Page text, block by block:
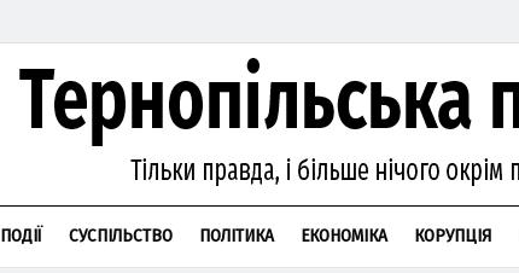
ПОДІЇ СУСПІЛЬСТВО ПОЛІТИКА ЕКОНОМІКА КОРУПЦІЯ